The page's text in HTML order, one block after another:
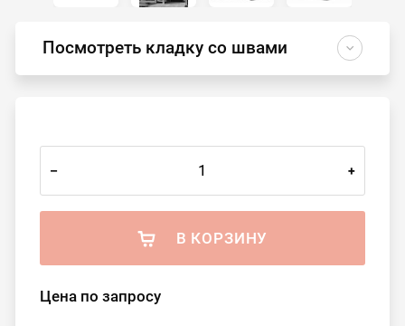
Посмотреть кладку со швами
– +
В КОРЗИНУ
Цена по запросу